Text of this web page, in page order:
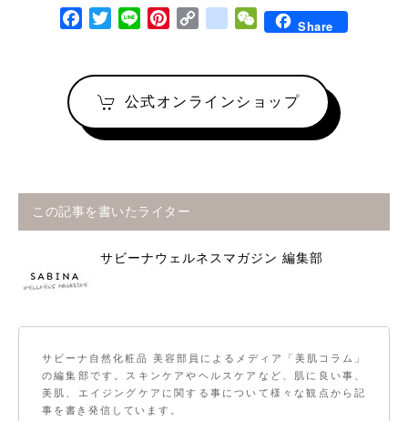
Facebook
TwitterLine PinterestCopy Linkgoogle_bookmarks
WeChatShare
公式オンラインショップ
この記事を書いたライター
サビーナウェルネスマガジン 編集部
サビーナ自然化粧品 美容部員によるメディア「美肌コラム」
の編集部です。スキンケアやヘルスケアなど、肌に良い事、
美肌、エイジングケアに関する事について様々な観点から記
事を書き発信しています。